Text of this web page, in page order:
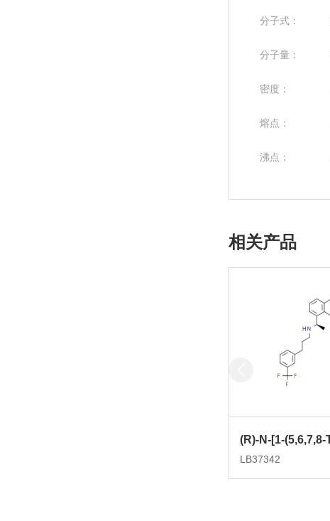
分子式：
分子量：
密度：
熔点：
沸点：
相关产品
LB37342